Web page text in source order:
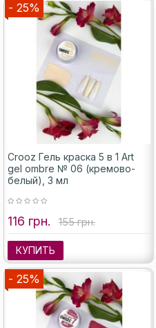
- 25%
Crooz Гель краска 5 в 1 Art
gel ombre № 06 (кремово-
белый), 3 мл
116 грн. 155 грн.
КУПИТЬ
- 25%